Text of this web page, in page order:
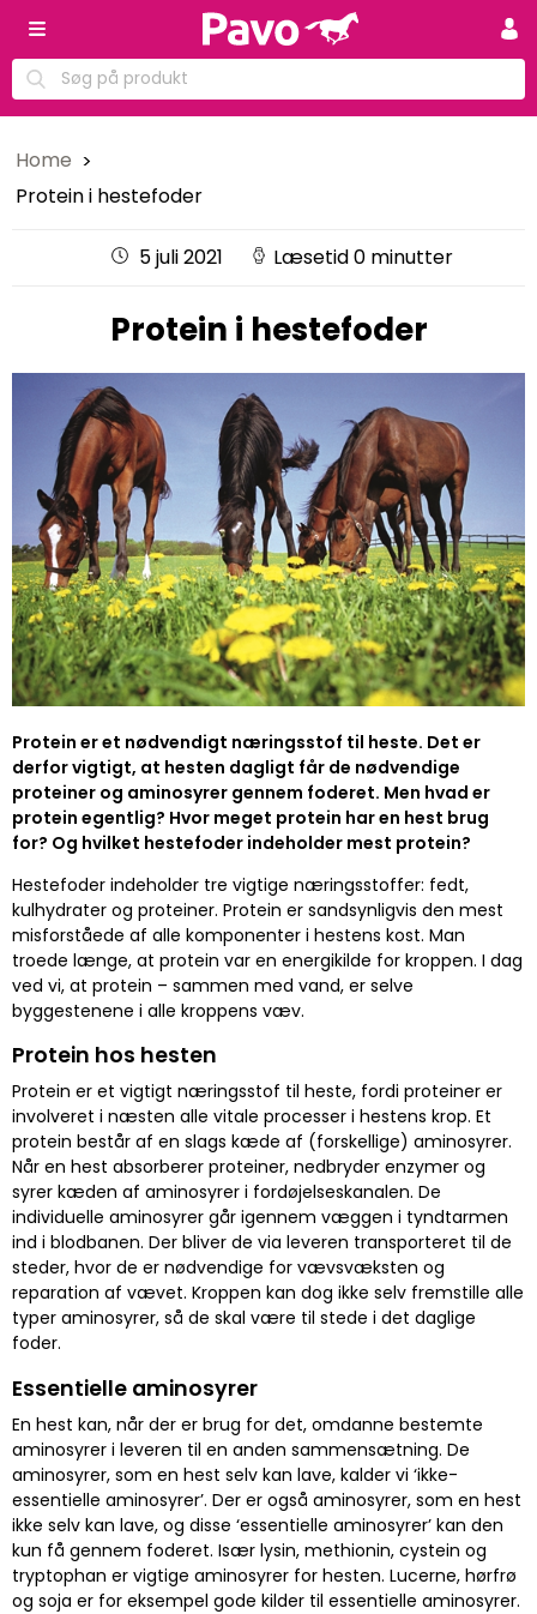
Home
Protein i hestefoder
5 juli 2021 Læsetid 0 minutter
Protein i hestefoder
Protein er et nødvendigt næringsstof til heste. Det er
derfor vigtigt, at hesten dagligt får de nødvendige
proteiner og aminosyrer gennem foderet. Men hvad er
protein egentlig? Hvor meget protein har en hest brug
for? Og hvilket hestefoder indeholder mest protein?
Hestefoder indeholder tre vigtige næringsstoffer: fedt,
kulhydrater og proteiner. Protein er sandsynligvis den mest
misforståede af alle komponenter i hestens kost. Man
troede længe, at protein var en energikilde for kroppen. I dag
ved vi, at protein – sammen med vand, er selve
byggestenene i alle kroppens væv.
Protein hos hesten
Protein er et vigtigt næringsstof til heste, fordi proteiner er
involveret i næsten alle vitale processer i hestens krop. Et
protein består af en slags kæde af (forskellige) aminosyrer.
Når en hest absorberer proteiner, nedbryder enzymer og
syrer kæden af aminosyrer i fordøjelseskanalen. De
individuelle aminosyrer går igennem væggen i tyndtarmen
ind i blodbanen. Der bliver de via leveren transporteret til de
steder, hvor de er nødvendige for vævsvæksten og
reparation af vævet. Kroppen kan dog ikke selv fremstille alle
typer aminosyrer, så de skal være til stede i det daglige
foder.
Essentielle aminosyrer
En hest kan, når der er brug for det, omdanne bestemte
aminosyrer i leveren til en anden sammensætning. De
aminosyrer, som en hest selv kan lave, kalder vi ‘ikke-
essentielle aminosyrer’. Der er også aminosyrer, som en hest
ikke selv kan lave, og disse ‘essentielle aminosyrer’ kan den
kun få gennem foderet. Især lysin, methionin, cystein og
tryptophan er vigtige aminosyrer for hesten. Lucerne, hørfrø
og soja er for eksempel gode kilder til essentielle aminosyrer.